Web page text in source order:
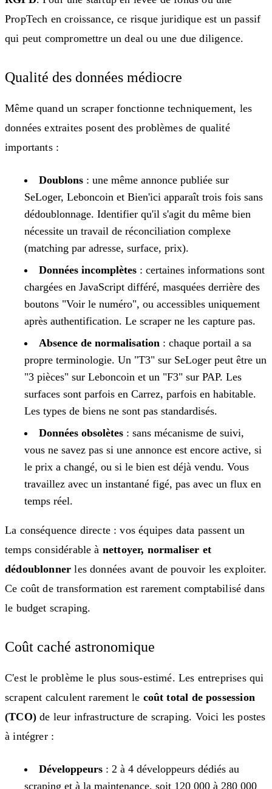
PropTech en croissance, ce risque juridique est un passif
qui peut compromettre un deal ou une due diligence.
Qualité des données médiocre
Même quand un scraper fonctionne techniquement, les
données extraites posent des problèmes de qualité
importants :
Doublons : une même annonce publiée sur
SeLoger, Leboncoin et Bien'ici apparaît trois fois sans
dédoublonnage. Identifier qu'il s'agit du même bien
nécessite un travail de réconciliation complexe
(matching par adresse, surface, prix).
Données incomplètes : certaines informations sont
chargées en JavaScript différé, masquées derrière des
boutons "Voir le numéro", ou accessibles uniquement
après authentification. Le scraper ne les capture pas.
Absence de normalisation : chaque portail a sa
propre terminologie. Un "T3" sur SeLoger peut être un
"3 pièces" sur Leboncoin et un "F3" sur PAP. Les
surfaces sont parfois en Carrez, parfois en habitable.
Les types de biens ne sont pas standardisés.
Données obsolètes : sans mécanisme de suivi,
vous ne savez pas si une annonce est encore active, si
le prix a changé, ou si le bien est déjà vendu. Vous
travaillez avec un instantané figé, pas avec un flux en
temps réel.
La conséquence directe : vos équipes data passent un
temps considérable à nettoyer, normaliser et
dédoublonner les données avant de pouvoir les exploiter.
Ce coût de transformation est rarement comptabilisé dans
le budget scraping.
Coût caché astronomique
C'est le problème le plus sous-estimé. Les entreprises qui
scrapent calculent rarement le coût total de possession
(TCO)de leur infrastructure de scraping. Voici les postes
à intégrer :
Développeurs : 2 à 4 développeurs dédiés au
scraping et à la maintenance, soit 120 000 à 280 000